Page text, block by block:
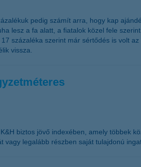
pedig számít arra, hogy kap
lesz a fa alatt, a fiatalok közel fele
százaléka szerint már sértődés is volt
vissza.
biztos jövő indexében, amely többek
legalább részben saját tulajdonú